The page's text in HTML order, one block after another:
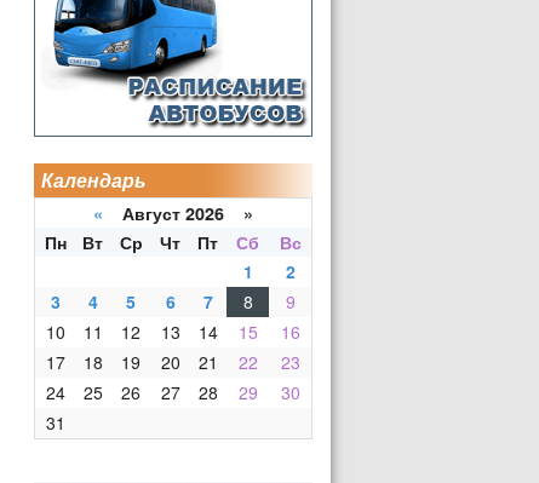
Календарь
« Август 2026 »
Пн
Вт Ср Чт Пт Сб
Вс
1
2
3
4 5 6 7 8
9
10
11 12 13 14 15
16
17
18 19 20 21 22
23
24
25 26 27 28 29
30
31